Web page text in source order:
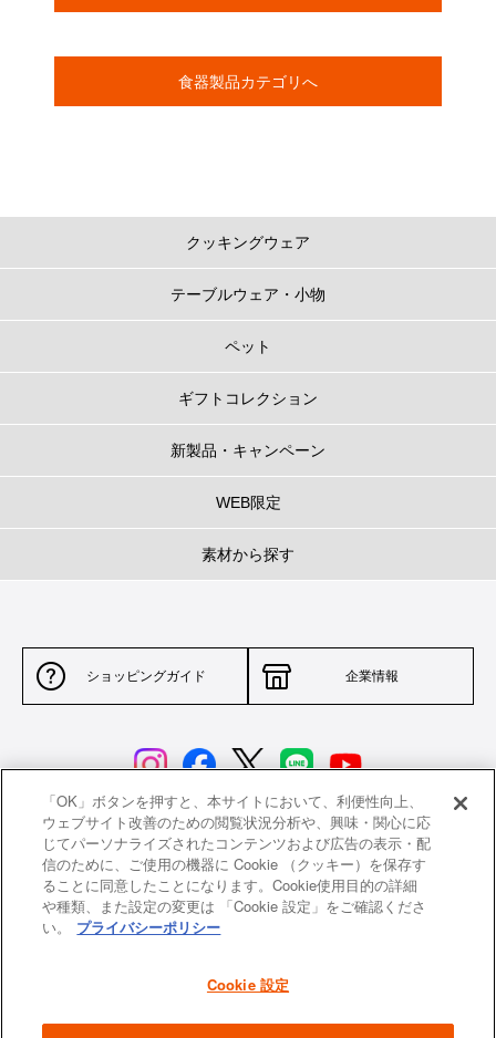
食器製品カテゴリへ
クッキングウェア
テーブルウェア・小物
ペット
ギフトコレクション
新製品・キャンペーン
WEB限定
素材から探す
ショッピングガイド 企業情報
サイトポリシー 特定商取引法に基づく表示
並行輸入品について 個人情報保護方針
返品について
よくあるご質問 お問い合わせ
「OK」ボタンを押すと、本サイトにおいて、利便性向上、
ウェブサイト改善のための閲覧状況分析や、興味・関心に応
じてパーソナライズされたコンテンツおよび広告の表示・配
信のために、ご使用の機器に Cookie （クッキー）を保存す
ることに同意したことになります。Cookie使用目的の詳細
や種類、また設定の変更は 「Cookie 設定」をご確認くださ
い。
プライバシーポリシー
Cookie 設定